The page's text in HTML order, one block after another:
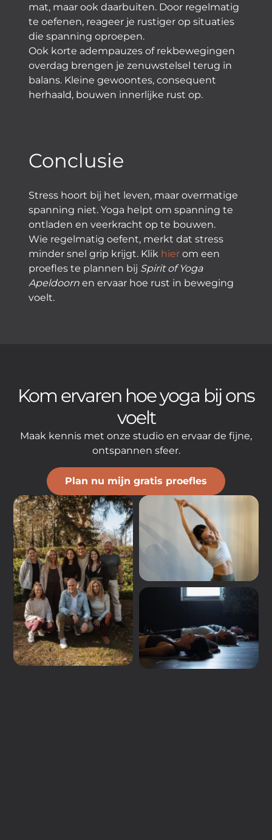
mat, maar ook daarbuiten. Door regelmatig
te oefenen, reageer je rustiger op situaties
die spanning oproepen.
Ook korte adempauzes of rekbewegingen
overdag brengen je zenuwstelsel terug in
balans. Kleine gewoontes, consequent
herhaald, bouwen innerlijke rust op.
Conclusie
Stress hoort bij het leven, maar overmatige
spanning niet. Yoga helpt om spanning te
ontladen en veerkracht op te bouwen.
Wie regelmatig oefent, merkt dat stress
minder snel grip krijgt. Klik hierom een
proefles te plannen bij Spirit of Yoga
Apeldoornen ervaar hoe rust in beweging
voelt.
Kom ervaren hoe yoga bij ons
voelt
Maak kennis met onze studio en ervaar de fijne,
ontspannen sfeer.
Plan nu mijn gratis proefles